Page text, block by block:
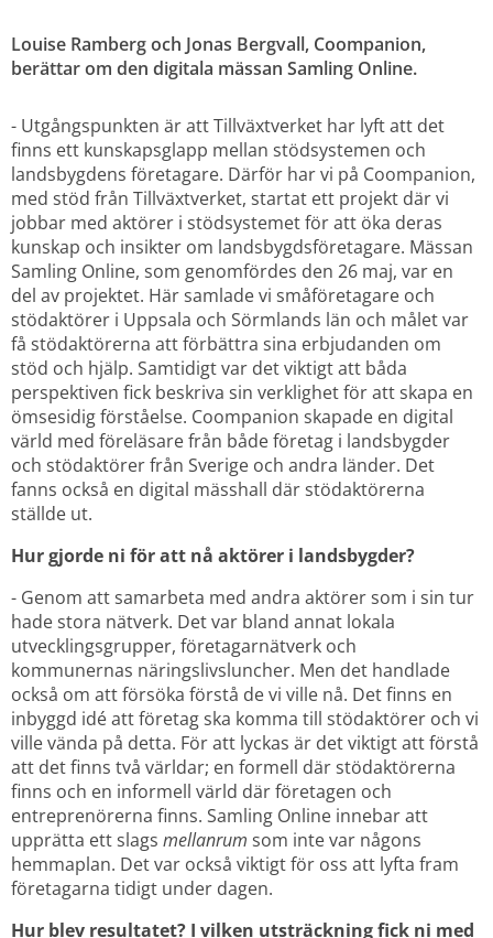
Louise Ramberg och Jonas Bergvall, Coompanion,
berättar om den digitala mässan Samling Online.
- Utgångspunkten är att Tillväxtverket har lyft att det
finns ett kunskapsglapp mellan stödsystemen och
landsbygdens företagare. Därför har vi på Coompanion,
med stöd från Tillväxtverket, startat ett projekt där vi
jobbar med aktörer i stödsystemet för att öka deras
kunskap och insikter om landsbygdsföretagare. Mässan
Samling Online, som genomfördes den 26 maj, var en
del av projektet. Här samlade vi småföretagare och
stödaktörer i Uppsala och Sörmlands län och målet var
få stödaktörerna att förbättra sina erbjudanden om
stöd och hjälp. Samtidigt var det viktigt att båda
perspektiven fick beskriva sin verklighet för att skapa en
ömsesidig förståelse. Coompanion skapade en digital
värld med föreläsare från både företag i landsbygder
och stödaktörer från Sverige och andra länder. Det
fanns också en digital mässhall där stödaktörerna
ställde ut.
Hur gjorde ni för att nå aktörer i landsbygder?
- Genom att samarbeta med andra aktörer som i sin tur
hade stora nätverk. Det var bland annat lokala
utvecklingsgrupper, företagarnätverk och
kommunernas näringslivsluncher. Men det handlade
också om att försöka förstå de vi ville nå. Det finns en
inbyggd idé att företag ska komma till stödaktörer och vi
ville vända på detta. För att lyckas är det viktigt att förstå
att det finns två världar; en formell där stödaktörerna
finns och en informell värld där företagen och
entreprenörerna finns. Samling Online innebar att
upprätta ett slags mellanrum som inte var någons
hemmaplan. Det var också viktigt för oss att lyfta fram
företagarna tidigt under dagen.
Hur blev resultatet? I vilken utsträckning fick ni med